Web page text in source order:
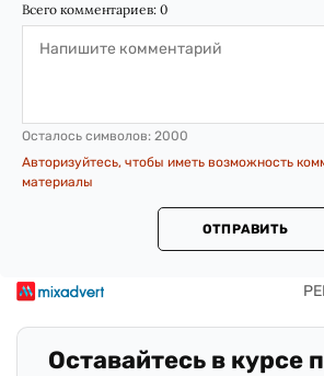
Всего комментариев: 0
Осталось символов: 2000
Авторизуйтесь, чтобы иметь возможность
материалы
ОТПРАВИТЬ
Оставайтесь в курсе